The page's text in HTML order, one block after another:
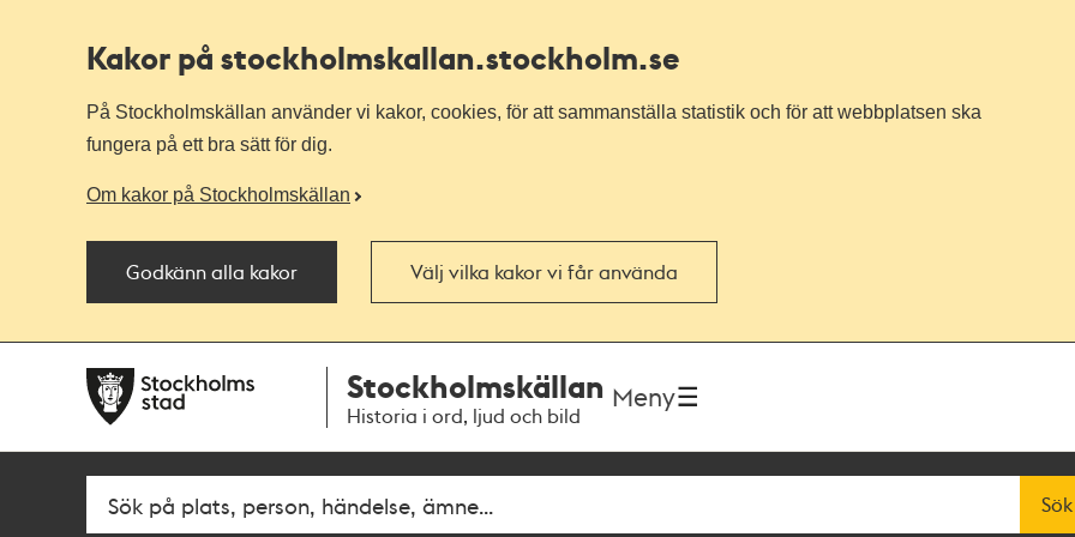
Kakor på stockholmskallan.stockholm.se
På Stockholmskällan använder vi kakor, cookies, för att sammanställa statistik och för att webbplatsen ska
fungera på ett bra sätt för dig.
Om kakor på Stockholmskällan
Godkänn alla kakor Välj vilka kakor vi får använda
navigationen
huvudinnehållet
Stockholmskällan
Historia i ord, ljud och bild
Meny
Fritextsök Sök